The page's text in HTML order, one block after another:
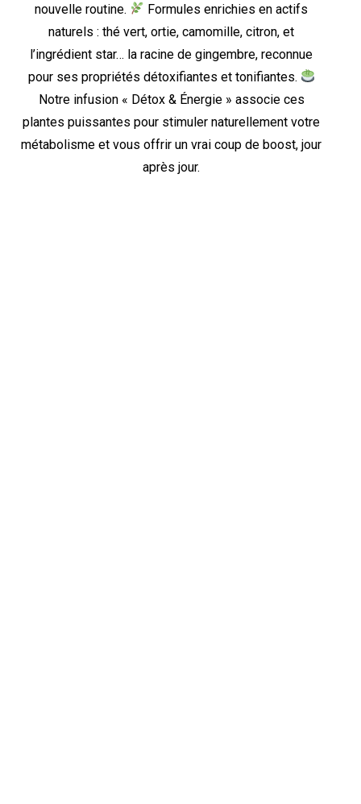
nouvelle routine.
Formules enrichies en actifs
naturels : thé vert, ortie, camomille, citron, et
l’ingrédient star… la racine de gingembre, reconnue
pour ses propriétés détoxifiantes et tonifiantes.
Notre infusion « Détox & Énergie » associe ces
plantes puissantes pour stimuler naturellement votre
métabolisme et vous offrir un vrai coup de boost, jour
après jour.